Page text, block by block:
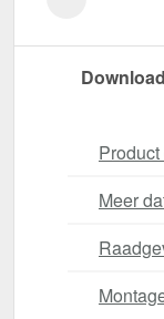
Meer